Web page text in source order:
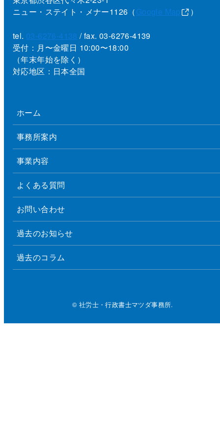
ニュー・ステイト・メナー1126（Google Map ）
tel. 03-6276-4138 / fax. 03-6276-4139
受付：月〜金曜日 10:00〜18:00
（年末年始を除く）
対応地区：日本全国
ホーム
事務所案内
事業内容
よくある質問
お問い合わせ
過去のお知らせ
過去のコラム
© 社労士・行政書士マツダ事務所.